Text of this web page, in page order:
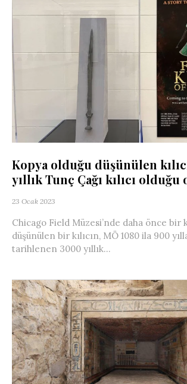
Kopya olduğu düşünülen
yıllık Tunç Çağı kılıcı olduğu
23 Ocak 2023
Chicago Field Müzesi’nde daha önce bir
düşünülen bir kılıcın, MÖ 1080 ila 900
tarihlenen 3000 yıllık...